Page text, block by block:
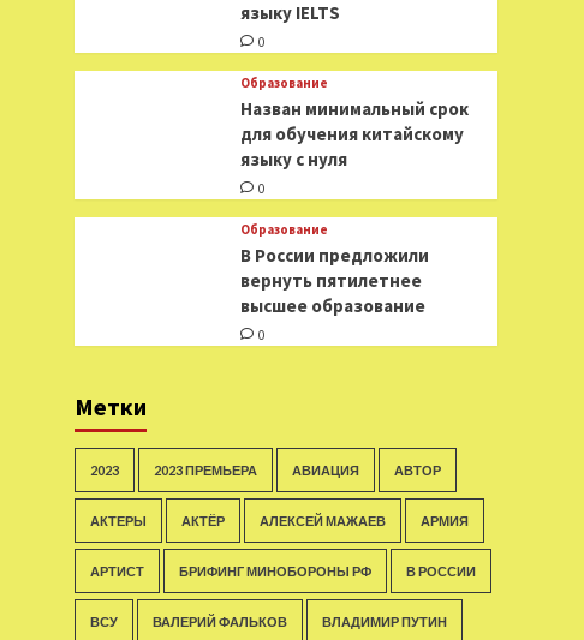
языку IELTS
0
Образование
Назван минимальный срок
для обучения китайскому
языку с нуля
0
Образование
В России предложили
вернуть пятилетнее
высшее образование
0
Метки
2023 2023 ПРЕМЬЕРА АВИАЦИЯ АВТОР
АКТЕРЫ АКТЁР АЛЕКСЕЙ МАЖАЕВ АРМИЯ
АРТИСТ БРИФИНГ МИНОБОРОНЫ РФ В РОССИИ
ВСУ ВАЛЕРИЙ ФАЛЬКОВ ВЛАДИМИР ПУТИН